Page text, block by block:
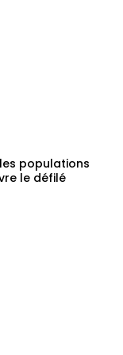
populations
le défilé